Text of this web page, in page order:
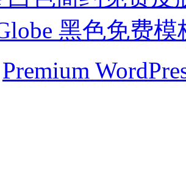
黑色免费模
Premium